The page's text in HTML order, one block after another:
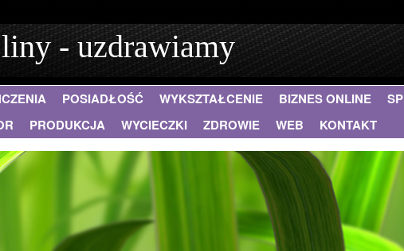
- uzdrawiamy
POSIADŁOŚĆ WYKSZTAŁCENIE BIZNES ONLINE
PRODUKCJA WYCIECZKI ZDROWIE WEB KONTAKT